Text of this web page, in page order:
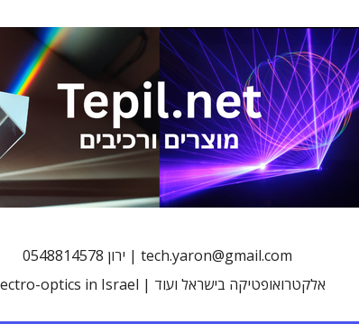
0548814578 ירון | tech.yaron@gmail.com
Electro-optics in Israel | אלקטרואופטיקה בישראל ועוד